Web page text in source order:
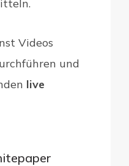
Videos
und
live